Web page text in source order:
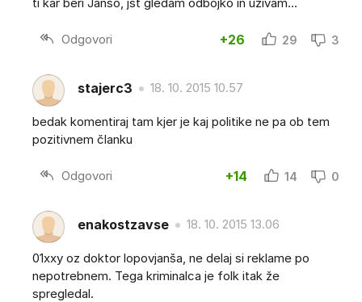
Odgovori +26 29 3
stajerc3 18. 10. 2015 10.57
bedak komentiraj tam kjer je kaj politike ne pa ob tem
pozitivnem članku
Odgovori +14 14 0
enakostzavse 18. 10. 2015 13.06
01xxy oz doktor lopovjanša, ne delaj si reklame po
nepotrebnem. Tega kriminalca je folk itak že
spregledal.